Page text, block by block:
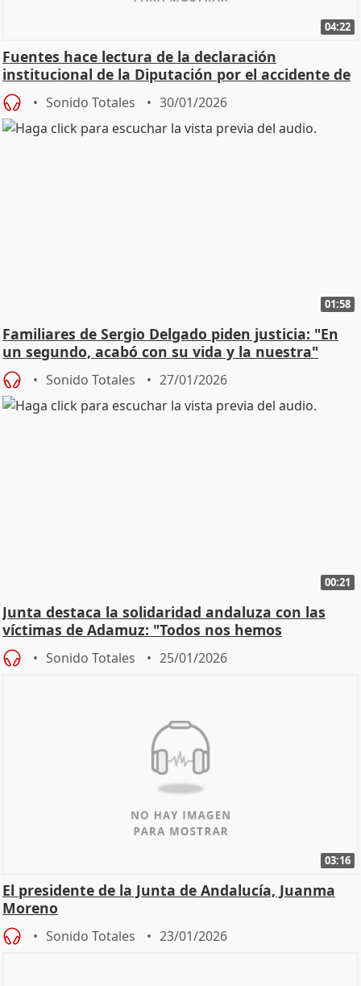
04:22
Fuentes hace lectura de la declaración
institucional de la Diputación por el accidente de
Adamuz
Sonido Totales 30/01/2026
01:58
Familiares de Sergio Delgado piden justicia: "En
un segundo, acabó con su vida y la nuestra"
Sonido Totales 27/01/2026
00:21
Junta destaca la solidaridad andaluza con las
víctimas de Adamuz: "Todos nos hemos
implicado"
Sonido Totales 25/01/2026
03:16
El presidente de la Junta de Andalucía, Juanma
Moreno
Sonido Totales 23/01/2026